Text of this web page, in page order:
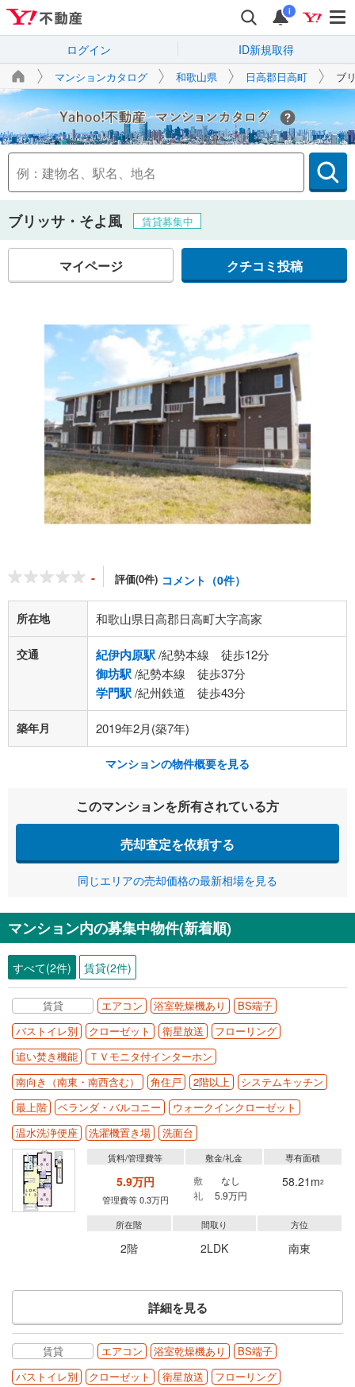
i
ログイン ID新規取得
マンションカタログ 和歌山県 日高郡日高町 ブ
Yahoo!不動産
ブリッサ・そよ風 賃貸募集中
マイページ クチコミ投稿
- 評価(0件) コメント（0件）
所在地 和歌山県日高郡日高町大字高家
交通 紀伊内原駅/紀勢本線 徒歩12分
御坊駅/紀勢本線 徒歩37分
学門駅/紀州鉄道 徒歩43分
築年月 2019年2月(築7年)
マンションの物件概要を見る
このマンションを所有されている方
売却査定を依頼する
同じエリアの売却価格の最新相場を見る
マンション内の募集中物件(新着順)
すべて(2件) 賃貸(2件)
賃貸 エアコン 浴室乾燥機あり
BS端子
バストイレ別
クローゼット 衛星放送
フローリング
追い焚き機能
ＴＶモニタ付インターホン
南向き（南東・南西含む）
角住戸 2階以上
システムキッチン
最上階
ベランダ・バルコニー
ウォークインクローゼット
温水洗浄便座
洗濯機置き場 洗面台
賃料/管理費等
5.9万円
管理費等 0.3万円
敷金/礼金
敷
なし
礼
5.9万円
専有面積
58.21m2
所在階
2階
間取り
2LDK
方位
南東
詳細を見る
賃貸 エアコン 浴室乾燥機あり
BS端子
バストイレ別
クローゼット 衛星放送
フローリング